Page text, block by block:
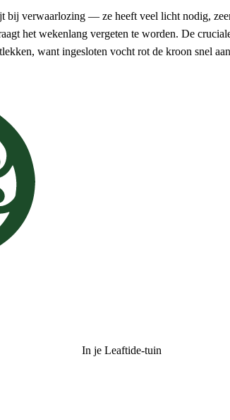
bij verwaarlozing — ze heeft veel licht nodig,
het wekenlang vergeten te worden. De
want ingesloten vocht rot de kroon snel
In je Leaftide-tuin